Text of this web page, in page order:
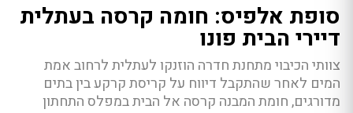
סופת אלפיס: חומה קרסה בעתלית
דיירי הבית פונו
צוותי הכיבוי מתחנת חדרה הוזנקו לעתלית לרחוב אמת
המים לאחר שהתקבל דיווח על קריסת קרקע בין בתים
מדורגים, חומת המבנה קרסה אל הבית במפלס התחתון